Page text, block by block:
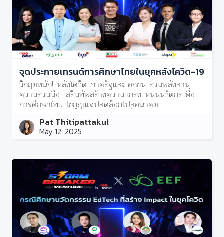
จุดประกายเทรนด์การศึกษาไทยในยุคหลังโควิด-19
วิกฤตหนัก! หลังโควิด ภาครัฐและเอกชน รวมพลังสาน
ความร่วมมือ เสริมทัพสร้างความแกร่ง หนุนนวัตกรเพื่อ
การศึกษาไทย ไขกุญแจปลดล็อกไปสู่อนาคต
Pat Thitipattakul
May 12, 2025